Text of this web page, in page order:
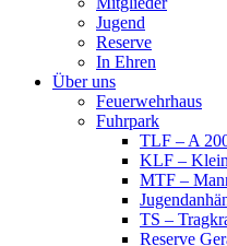
Jugend
Reserve
In Ehren
Über uns
Feuerwehrhaus
Fuhrpark
TLF – A
KLF –
MTF –
TS –
Reserve